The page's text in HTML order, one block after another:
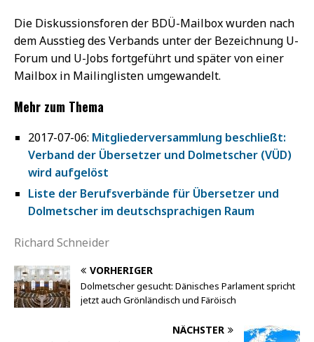
Die Diskussionsforen der BDÜ-Mailbox wurden nach
dem Ausstieg des Verbands unter der Bezeichnung U-
Forum und U-Jobs fortgeführt und später von einer
Mailbox in Mailinglisten umgewandelt.
Mehr zum Thema
2017-07-06: Mitgliederversammlung beschließt:
Verband der Übersetzer und Dolmetscher (VÜD)
wird aufgelöst
Liste der Berufsverbände für Übersetzer und
Dolmetscher im deutschsprachigen Raum
Richard Schneider
VORHERIGER
Dolmetscher gesucht: Dänisches Parlament spricht
jetzt auch Grönländisch und Färöisch
NÄCHSTER